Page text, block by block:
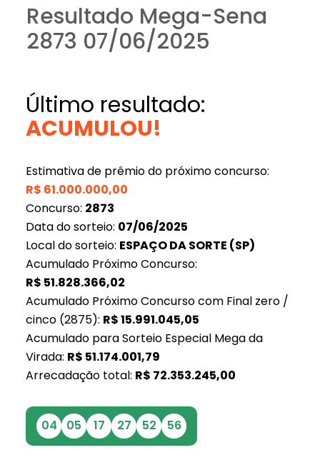
Resultado Mega-Sena
2873 07/06/2025
Último resultado:
ACUMULOU!
Estimativa de prêmio do próximo concurso:
R$ 61.000.000,00
Concurso: 2873
Data do sorteio: 07/06/2025
Local do sorteio: ESPAÇO DA SORTE (SP)
Acumulado Próximo Concurso:
R$ 51.828.366,02
Acumulado Próximo Concurso com Final zero /
cinco (2875): R$15.991.045,05
Acumulado para Sorteio Especial Mega da
Virada: R$ 51.174.001,79
Arrecadação total: R$ 72.353.245,00
04 05 17 27 52 56